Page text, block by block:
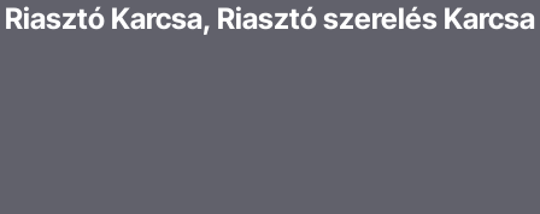
Riasztó Karcsa, Riasztó szerelés Karcsa